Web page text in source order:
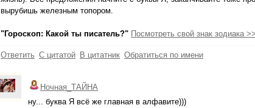
вырубишь железным топором.
"Гороскоп: Какой ты писатель?" Посмотреть свой знак зодиака
Ответить С цитатой В цитатник Обратиться по имени
Ночная_ТАЙНА
ну... буква Я всё же главная в алфавите)))